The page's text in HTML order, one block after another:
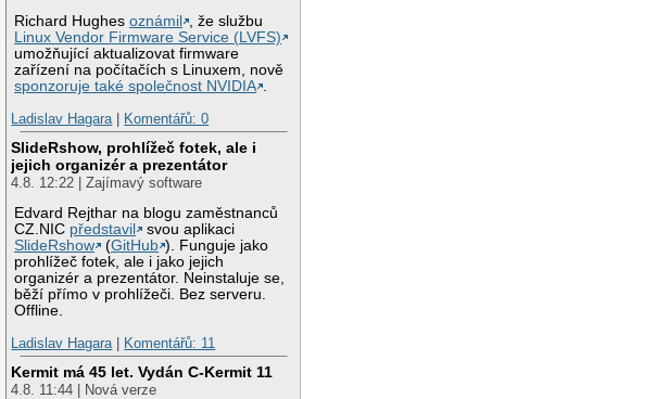
Richard Hughesoznámil
, že službu
Linux Vendor Firmware Service (LVFS)
umožňující aktualizovat firmware
zařízení na počítačích s Linuxem, nově
sponzoruje také společnost NVIDIA .
Ladislav Hagara| Komentářů: 0
SlideRshow, prohlížeč fotek, ale i
jejich organizér a prezentátor
4.8. 12:22 | Zajímavý software
Edvard Rejthar na blogu zaměstnanců
CZ.NIC představil
svou aplikaci
SlideRshow
(GitHub ). Funguje jako
prohlížeč fotek, ale i jako jejich
organizér a prezentátor. Neinstaluje se,
běží přímo v prohlížeči. Bez serveru.
Offline.
Ladislav Hagara| Komentářů: 11
Kermit má 45 let. Vydán C-Kermit 11
4.8. 11:44 | Nová verze